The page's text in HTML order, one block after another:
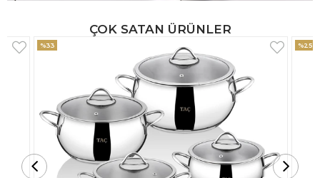
ÇOK SATAN ÜRÜNLER
%25 %33